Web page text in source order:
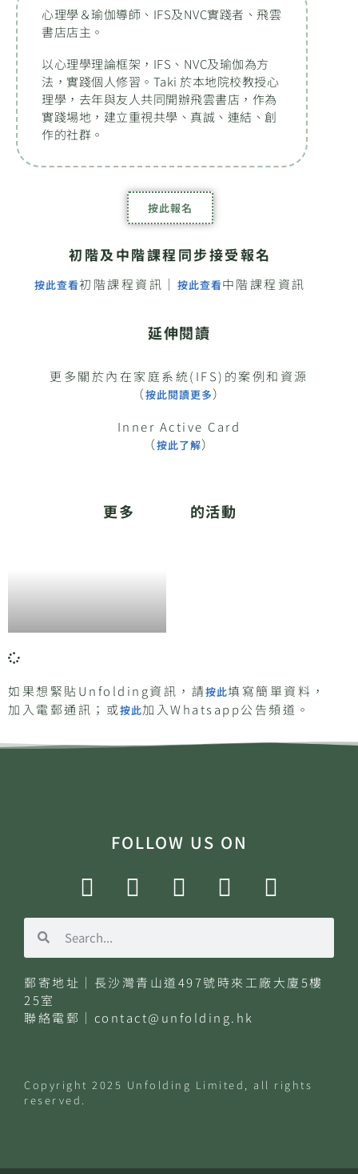
心理學＆瑜伽導師、IFS及NVC實踐者、飛雲
書店店主。
以心理學理論框架，IFS、NVC及瑜伽為方
法，實踐個人修習。Taki 於本地院校教授心
理學，去年與友人共同開辦飛雲書店，作為
實踐場地，建立重視共學、真誠、連結、創
作的社群。
按此報名
初階及中階課程同步接受報名
按此查看初階課程資訊｜ 按此查看中階課程資訊
延伸閱讀
更多關於內在家庭系統(IFS)的案例和資源
（按此閱讀更多）
Inner Active Card
（按此了解）
更多 的活動
如果想緊貼Unfolding資訊，請按此填寫簡單資料，
加入電郵通訊；或按此加入Whatsapp公告頻道。
FOLLOW US ON
郵寄地址｜長沙灣青山道497號時來工廠大廈5樓
25室
聯絡電郵｜ contact@unfolding.hk
Copyright 2025 Unfolding Limited
, all rights
reserved.